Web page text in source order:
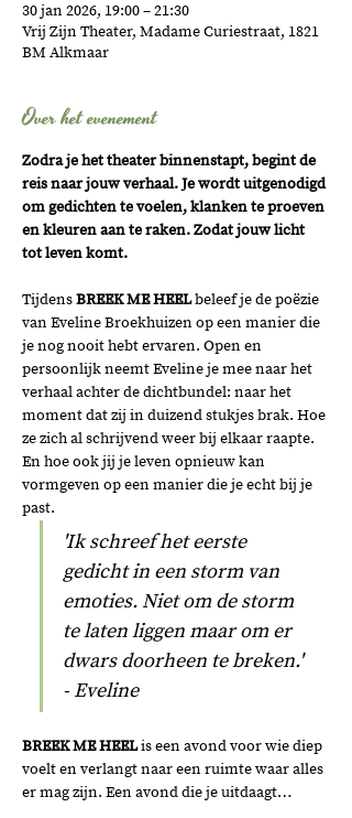
30 jan 2026, 19:00 – 21:30
Vrij Zijn Theater, Madame Curiestraat, 1821
BM Alkmaar
Over het evenement
Zodra je het theater binnenstapt, begint de
reis naar jouw verhaal. Je wordt uitgenodigd
om gedichten te voelen, klanken te proeven
en kleuren aan te raken. Zodat jouw licht
tot leven komt.
Tijdens BREEK ME HEEL beleef je de poëzie
van Eveline Broekhuizen op een manier die
je nog nooit hebt ervaren. Open en
persoonlijk neemt Eveline je mee naar het
verhaal achter de dichtbundel: naar het
moment dat zij in duizend stukjes brak. Hoe
ze zich al schrijvend weer bij elkaar raapte.
En hoe ook jij je leven opnieuw kan
vormgeven op een manier die je echt bij je
past.
'Ik schreef het eerste
gedicht in een storm van
emoties. Niet om de storm
te laten liggen maar om er
dwars doorheen te breken.'
- Eveline
BREEK ME HEEL is een avond voor wie diep
voelt en verlangt naar een ruimte waar alles
er mag zijn. Een avond die je uitdaagt…